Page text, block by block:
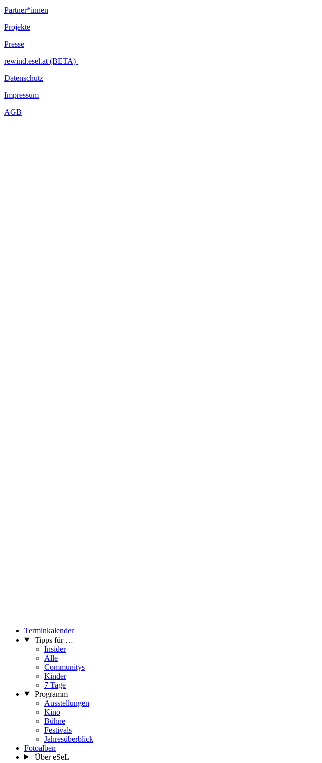
Partner*innen
Projekte
Presse
rewind.esel.at (BETA)
Datenschutz
Impressum
AGB
Terminkalender
Tipps für …
Insider
Alle
Communitys
Kinder
7 Tage
Programm
Ausstellungen
Kino
Bühne
Festivals
Jahresüberblick
Fotoalben
Über eSeL